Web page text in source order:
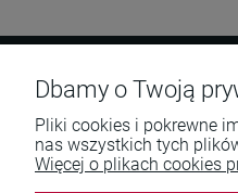
Numer konta
Dbamy o Twoją
Pliki cookies i pokrewne
nas wszystkich tych
Więcej o plikach cookies